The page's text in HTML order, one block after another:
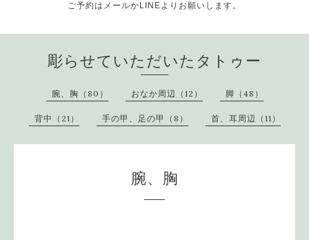
ご予約はメールかLINEよりお願いします。
彫らせていただいたタトゥー
腕、胸（80） おなか周辺（12） 脚（48）
背中（21） 手の甲、足の甲（8） 首、耳周辺（11）
腕、胸